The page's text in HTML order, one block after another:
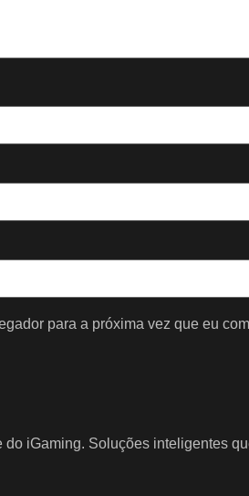
para a próxima vez que eu
do iGaming. Soluções inteligentes